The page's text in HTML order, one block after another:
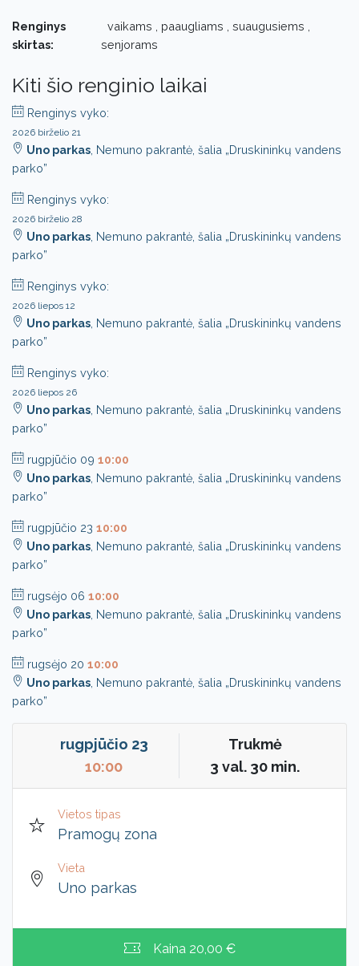
Renginys
skirtas:
vaikams , paaugliams , suaugusiems ,
senjorams
Kiti šio renginio laikai
Renginys vyko:
2026 birželio 21
Uno parkas , Nemuno pakrantė, šalia „Druskininkų vandens
parko”
Renginys vyko:
2026 birželio 28
Uno parkas , Nemuno pakrantė, šalia „Druskininkų vandens
parko”
Renginys vyko:
2026 liepos 12
Uno parkas , Nemuno pakrantė, šalia „Druskininkų vandens
parko”
Renginys vyko:
2026 liepos 26
Uno parkas , Nemuno pakrantė, šalia „Druskininkų vandens
parko”
rugpjūčio 09 10:00
Uno parkas , Nemuno pakrantė, šalia „Druskininkų vandens
parko”
rugpjūčio 23 10:00
Uno parkas , Nemuno pakrantė, šalia „Druskininkų vandens
parko”
rugsėjo 06 10:00
Uno parkas , Nemuno pakrantė, šalia „Druskininkų vandens
parko”
rugsėjo 20 10:00
Uno parkas , Nemuno pakrantė, šalia „Druskininkų vandens
parko”
rugpjūčio 23
10:00
Trukmė
3 val. 30 min.
Vietos tipas
Pramogų zona
Vieta
Uno parkas
Kaina 20,00 €